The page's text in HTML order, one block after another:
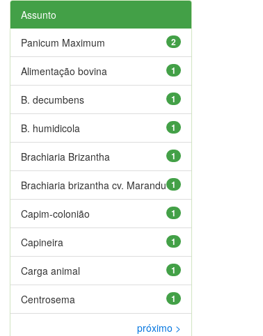
Assunto
2
Panicum Maximum
1
Alimentação bovina
1
B. decumbens
1
B. humidicola
1
Brachiaria Brizantha
1
Brachiaria brizantha cv. Marandu
1
Capim-colonião
1
Capineira
1
Carga animal
1
Centrosema
próximo >